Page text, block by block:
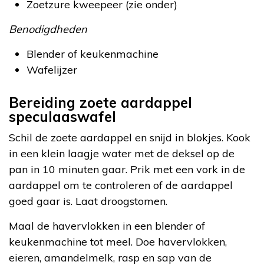
Zoetzure kweepeer (zie onder)
Benodigdheden
Blender of keukenmachine
Wafelijzer
Bereiding zoete aardappel
speculaaswafel
Schil de zoete aardappel en snijd in blokjes. Kook
in een klein laagje water met de deksel op de
pan in 10 minuten gaar. Prik met een vork in de
aardappel om te controleren of de aardappel
goed gaar is. Laat droogstomen.
Maal de havervlokken in een blender of
keukenmachine tot meel. Doe havervlokken,
eieren, amandelmelk, rasp en sap van de